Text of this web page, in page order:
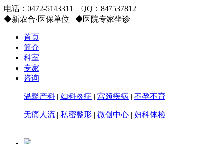
电话： 0472-5143311 QQ： 847537812
◆新农合·医保单位 ◆医院专家坐诊
首页
简介
科室
专家
咨询
温馨产科 | 妇科炎症 | 宫颈疾病 | 不孕不育
无痛人流 | 私密整形 | 微创中心 | 妇科体检